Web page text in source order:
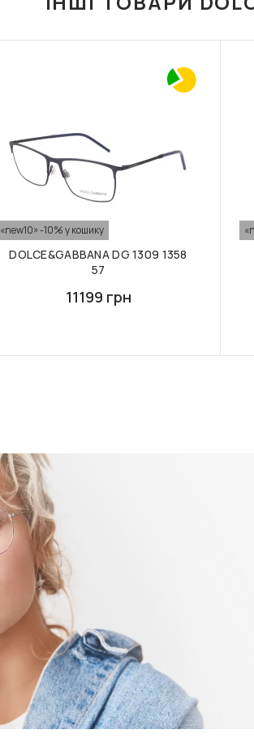
«new10» -10% у кошику
DOLCE&GABBANA DG 1309 1358
57
11199 грн